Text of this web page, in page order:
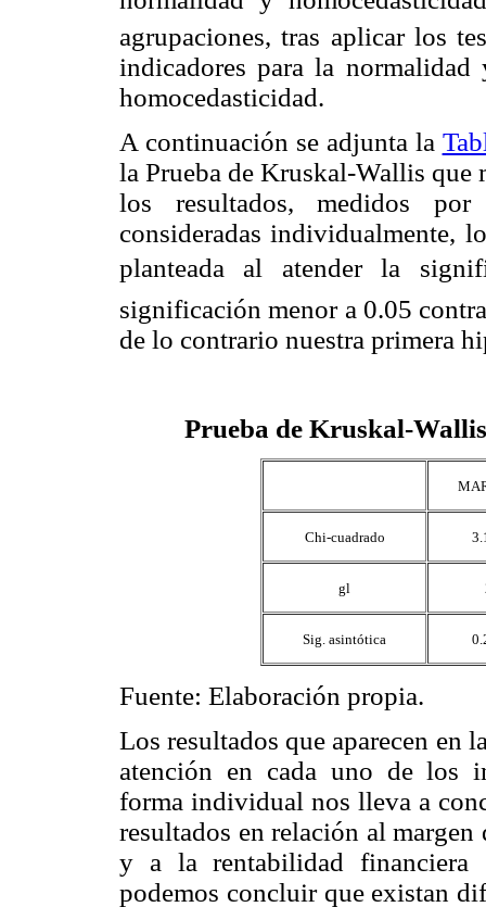
agrupaciones, tras aplicar los
indicadores para la
homocedasticidad.
A continuación se adjunta la
la Prueba de Kruskal-Wallis
los resultados, medidos
consideradas individualmente,
planteada al atender la
significación menor a 0.05
de lo contrario nuestra primera
Prueba de Kruskal-
Chi-cuadrado
gl
Sig. asintótica
Fuente: Elaboración propia.
Los resultados que aparecen en
atención en cada uno de los
forma individual nos lleva a
resultados en relación al
y a la rentabilidad financiera
podemos concluir que existan